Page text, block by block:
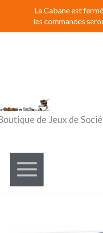
contenu
de Jeux de
La Cabane est
les commandes